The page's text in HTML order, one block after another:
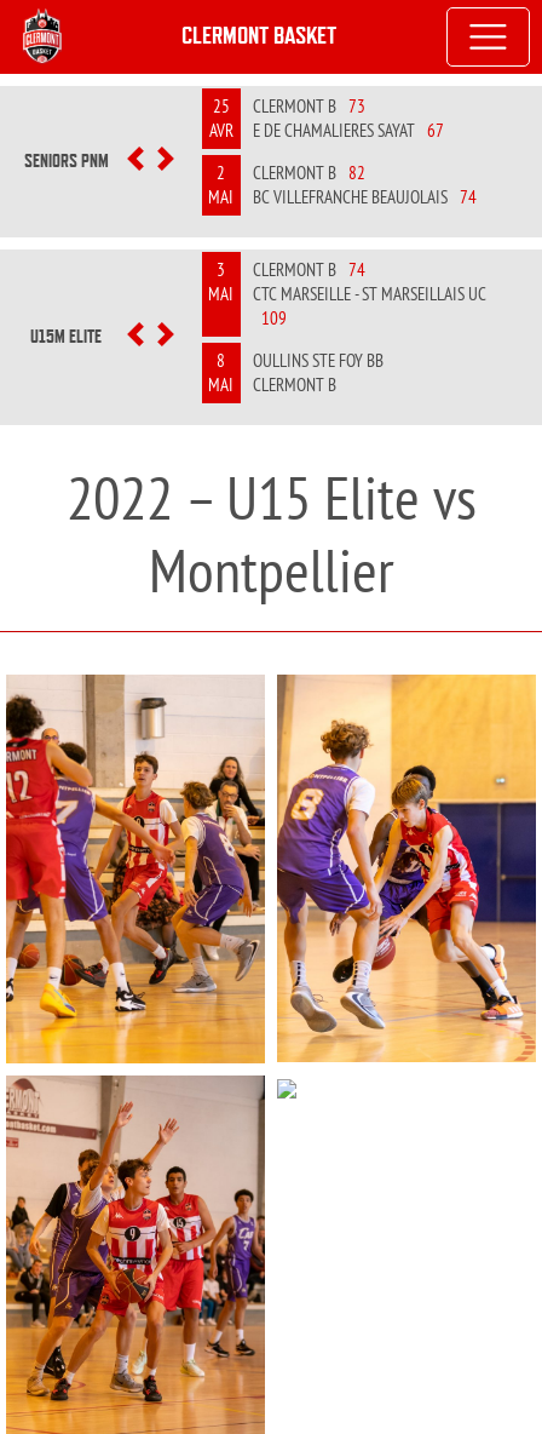
CLERMONT BASKET
SENIORS PNM PREVIOUS
NEXT
25
AVR
CLERMONT B 73
E DE CHAMALIERES SAYAT 67
2
MAI
CLERMONT B 82
BC VILLEFRANCHE BEAUJOLAIS 74
U15M ELITE PREVIOUS
NEXT
3
MAI
CLERMONT B 74
CTC MARSEILLE - ST MARSEILLAIS UC
109
8
MAI
OULLINS STE FOY BB
CLERMONT B
2022 – U15 Elite vs
Montpellier